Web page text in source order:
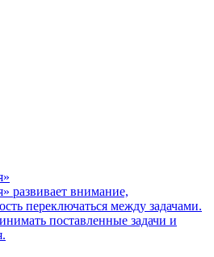
развивает внимание,
переключаться между задачами.
поставленные задачи и